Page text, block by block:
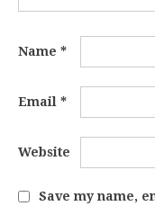
Name *
Email *
Website
Save my name,